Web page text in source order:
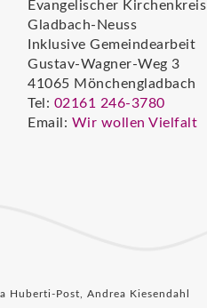
Evangelischer Kirchenkreis
Gladbach-Neuss
Inklusive Gemeindearbeit
Gustav-Wagner-Weg 3
41065 Mönchengladbach
Tel: 02161 246-3780
Email: Wir wollen Vielfalt
Post, Andrea Kiesendahl